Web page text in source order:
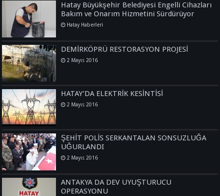
Hatay Büyükşehir Belediyesi Engelli Cihazları
Bakım ve Onarım Hizmetini Sürdürüyor
Hatay Haberleri
DEMİRKÖPRÜ RESTORASYON PROJESİ
2 Mayıs 2016
HATAY’DA ELEKTRİK KESİNTİSİ
2 Mayıs 2016
ŞEHİT POLİS SERKANTALAN SONSUZLUĞA
UĞURLANDI
2 Mayıs 2016
ANTAKYA DA DEV UYUŞTURUCU
OPERASYONU